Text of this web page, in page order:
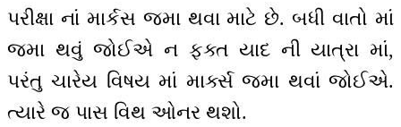
પરીક્ષા નાં માર્કસ જમા થવા માટે છે. બધી વાતો માં
જમા થવું જોઈએ ન ફક્ત યાદ ની યાત્રા માં,
પરંતુ ચારેય વિષય માં માર્ક્સ જમા થવાં જોઈએ.
ત્યારે જ પાસ વિથ ઓનર થશો.